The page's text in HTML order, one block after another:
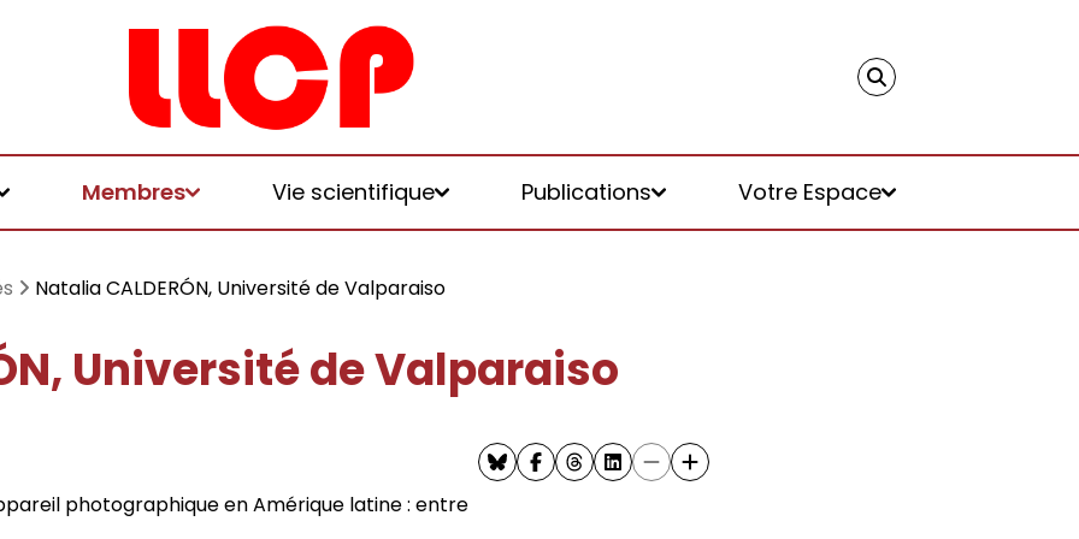
Membres Vie scientifique Publications Votre Espace
logiques de
écologies, politiques
honoraires
Natalia CALDERÓN, Université de Valparaiso
Université de Valparaiso
photographique en Amérique latine : entre